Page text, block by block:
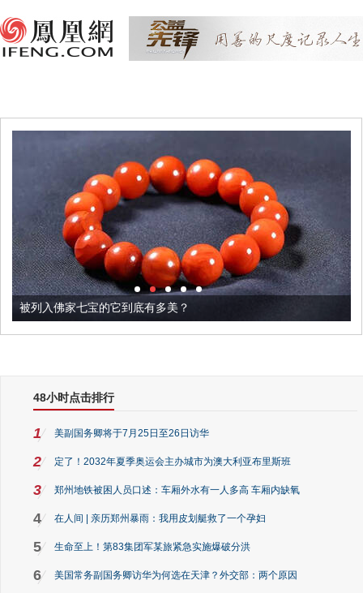
被列入佛家七宝的它到底有多美？
48小时点击排行
1 美副国务卿将于7月25日至26日访华
2 定了！2032年夏季奥运会主办城市为澳大利亚布里斯班
3 郑州地铁被困人员口述：车厢外水有一人多高 车厢内缺氧
4 在人间 | 亲历郑州暴雨：我用皮划艇救了一个孕妇
5 生命至上！第83集团军某旅紧急实施爆破分洪
6 美国常务副国务卿访华为何选在天津？外交部：两个原因